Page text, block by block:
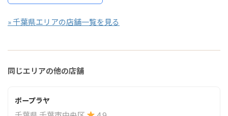
» 千葉県エリアの店舗一覧を見る
同じエリアの他の店舗
ポープラヤ